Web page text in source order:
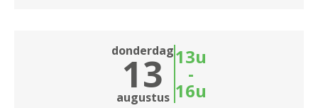
donderdag
13
augustus
13u
-
16u